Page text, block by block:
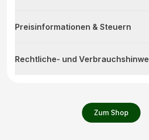
Zum Shop
Preisinformationen & Steuern
Rechtliche- und